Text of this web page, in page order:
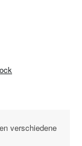
verschiedene